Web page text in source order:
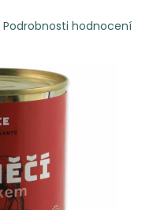
Podrobnosti hodnocení